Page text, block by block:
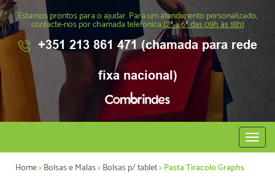
Estamos prontos para o ajudar. Para um atendimento personalizado,
contacte-nos por chamada telefonica(2ª a 6ª das 09h às 18h)
+351 213 861 471 (chamada para rede
fixa nacional)
Abrir
menu
Home>Bolsas e Malas>Bolsas p/ tablet> Pasta Tiracolo Graphs